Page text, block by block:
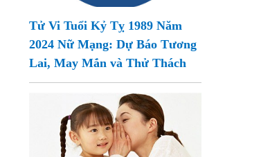
Tử Vi Tuổi Kỷ Tỵ 1989 Năm
2024 Nữ Mạng: Dự Báo Tương
Lai, May Mắn và Thử Thách